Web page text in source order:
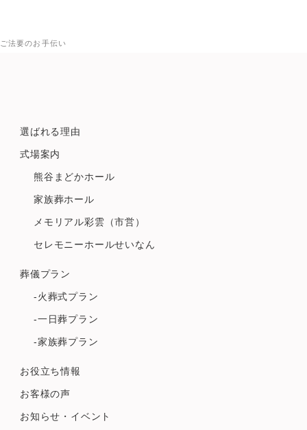
ご法要のお手伝い
選ばれる理由
式場案内
熊谷まどかホール
家族葬ホール
メモリアル彩雲（市営）
セレモニーホールせいなん
葬儀プラン
-火葬式プラン
-一日葬プラン
-家族葬プラン
お役立ち情報
お客様の声
お知らせ・イベント